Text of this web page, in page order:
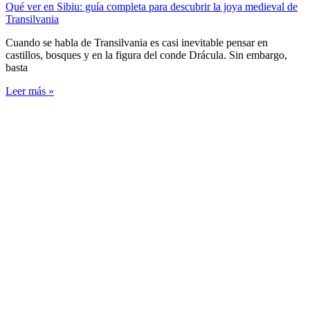
Qué ver en Sibiu: guía completa para descubrir la joya medieval de
Transilvania
Cuando se habla de Transilvania es casi inevitable pensar en
castillos, bosques y en la figura del conde Drácula. Sin embargo,
basta
Leer más »